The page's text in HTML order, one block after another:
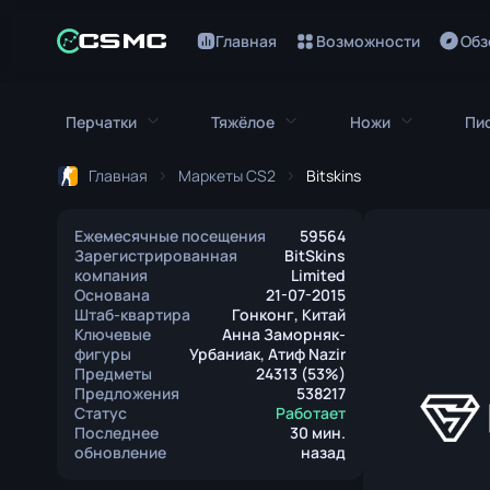
Главная Возможности
Перчатки
Перчатки Кровавый Гончий
Перчатки Зуб Удава
Перчатки Водителя
Повязки на Руки
Перчатки Гидры
Мотоциклетные Перчатки
Тяжёлое
M249
MAG-7
Негев
Nova
Sawed-Off
Ножи
Фальшион
Главная Маркеты CS2 Bitskins
Ежемесячные посещения
59564
Зарегистрированная
компания
BitSkins
Limited
Основана
21-07-2015
Штаб-квартира
Гонконг, Китай
Ключевые
фигуры
Анна Заморняк-
Урбаниак, Атиф Nazir
Предметы
24313 (53%)
Предложения
538217
Статус
Работает
Последнее
обновление
30 мин.
назад